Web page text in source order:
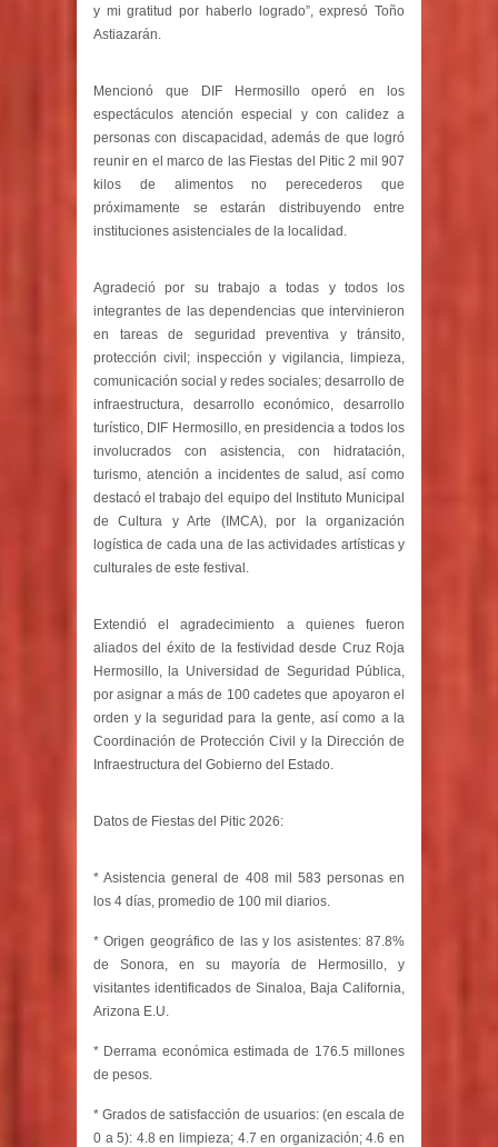
y mi gratitud por haberlo logrado”, expresó Toño
Astiazarán.
Mencionó que DIF Hermosillo operó en los
espectáculos atención especial y con calidez a
personas con discapacidad, además de que logró
reunir en el marco de las Fiestas del Pitic 2 mil 907
kilos de alimentos no perecederos que
próximamente se estarán distribuyendo entre
instituciones asistenciales de la localidad.
Agradeció por su trabajo a todas y todos los
integrantes de las dependencias que intervinieron
en tareas de seguridad preventiva y tránsito,
protección civil; inspección y vigilancia, limpieza,
comunicación social y redes sociales; desarrollo de
infraestructura, desarrollo económico, desarrollo
turístico, DIF Hermosillo, en presidencia a todos los
involucrados con asistencia, con hidratación,
turismo, atención a incidentes de salud, así como
destacó el trabajo del equipo del Instituto Municipal
de Cultura y Arte (IMCA), por la organización
logística de cada una de las actividades artísticas y
culturales de este festival.
Extendió el agradecimiento a quienes fueron
aliados del éxito de la festividad desde Cruz Roja
Hermosillo, la Universidad de Seguridad Pública,
por asignar a más de 100 cadetes que apoyaron el
orden y la seguridad para la gente, así como a la
Coordinación de Protección Civil y la Dirección de
Infraestructura del Gobierno del Estado.
Datos de Fiestas del Pitic 2026:
* Asistencia general de 408 mil 583 personas en
los 4 días, promedio de 100 mil diarios.
* Origen geográfico de las y los asistentes: 87.8%
de Sonora, en su mayoría de Hermosillo, y
visitantes identificados de Sinaloa, Baja California,
Arizona E.U.
* Derrama económica estimada de 176.5 millones
de pesos.
* Grados de satisfacción de usuarios: (en escala de
0 a 5): 4.8 en limpieza; 4.7 en organización; 4.6 en